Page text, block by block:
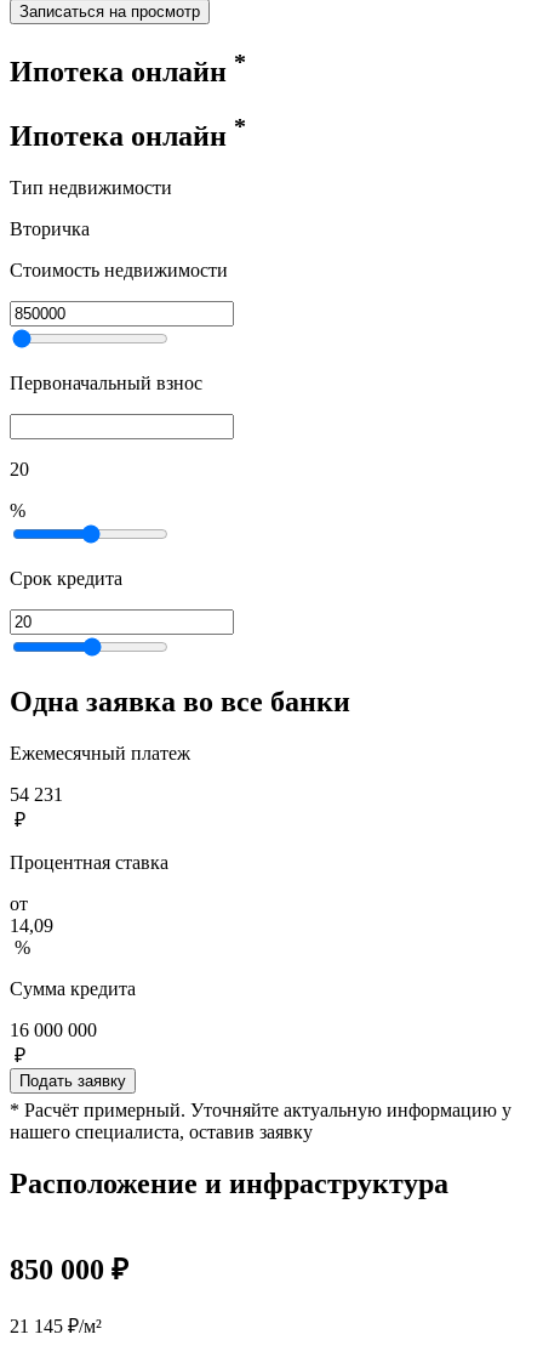
Записаться на просмотр
Ипотека онлайн *
Ипотека онлайн *
Тип недвижимости
Вторичка
Стоимость недвижимости
Первоначальный взнос
20
%
Срок кредита
Одна заявка во все банки
Ежемесячный платеж
54 231
₽
Процентная ставка
от
14,09
%
Сумма кредита
16 000 000
₽
Подать заявку
* Расчёт примерный. Уточняйте актуальную информацию у
нашего специалиста, оставив заявку
Расположение и инфраструктура
850 000 ₽
21 145 ₽/м²